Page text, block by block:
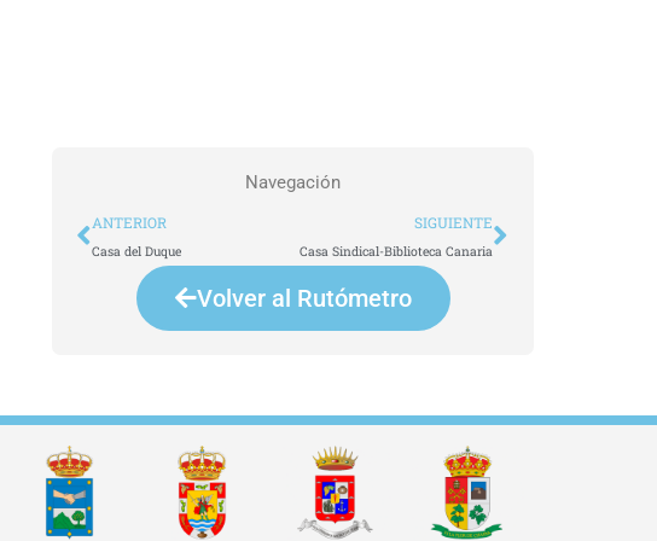
Navegación
Ant
ANTERIOR
Casa del Duque
SIGUIENTE
Casa Sindical-Biblioteca Canaria
Siguiente
Volver al Rutómetro